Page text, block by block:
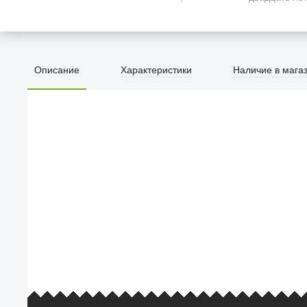
Описание Характеристики Наличие в